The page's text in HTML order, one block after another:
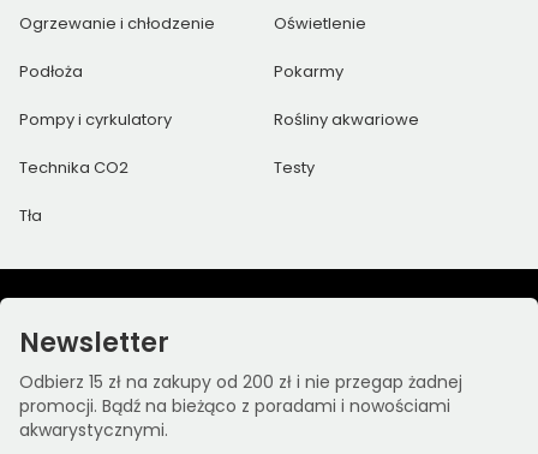
Ogrzewanie i chłodzenie Oświetlenie
Podłoża Pokarmy
Pompy i cyrkulatory Rośliny akwariowe
Technika CO2 Testy
Tła
Newsletter
Odbierz 15 zł na zakupy od 200 zł i nie przegap żadnej
promocji. Bądź na bieżąco z poradami i nowościami
akwarystycznymi.